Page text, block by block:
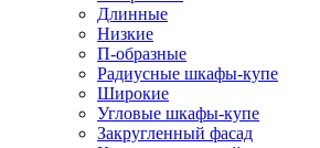
Длинные
Низкие
П-образные
Радиусные шкафы-купе
Широкие
Угловые шкафы-купе
Закругленный фасад